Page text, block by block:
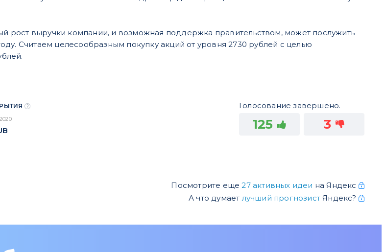
рост выручки компании, и возможная поддержка правительством, может послужить
Считаем целесообразным покупку акций от уровня 2730 рублей с целью
Голосование завершено.
125 3
Посмотрите еще27 активных идеи на Яндекс
А что думает лучший прогнозистЯндекс?